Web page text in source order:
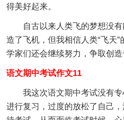
得美好起来。
自古以来人类飞的梦想没
造了飞机，但我相信人类“飞天
学家们还会继续努力，争取创造
语文期中考试作文11
我这次语文期中考试没有
进行复习，过度的放松了自己